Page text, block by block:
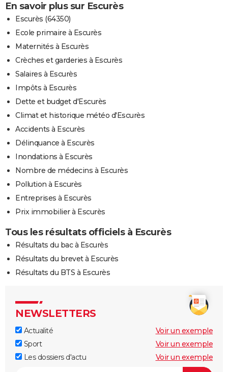
En savoir plus sur Escurès
Escurès (64350)
Ecole primaire à Escurès
Maternités à Escurès
Crèches et garderies à Escurès
Salaires à Escurès
Impôts à Escurès
Dette et budget d'Escurès
Climat et historique météo d'Escurès
Accidents à Escurès
Délinquance à Escurès
Inondations à Escurès
Nombre de médecins à Escurès
Pollution à Escurès
Entreprises à Escurès
Prix immobilier à Escurès
Tous les résultats officiels à Escurès
Résultats du bac à Escurès
Résultats du brevet à Escurès
Résultats du BTS à Escurès
NEWSLETTERS
Actualité
Voir un exemple
Sport
Voir un exemple
Les dossiers d'actu
Voir un exemple